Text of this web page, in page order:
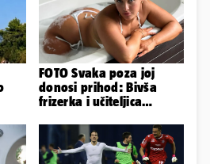
FOTO Svaka poza joj
donosi prihod: Bivša
frizerka i učiteljica
Instagram